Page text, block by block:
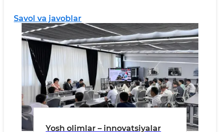
Savol va javoblar
Yosh olimlar – innovatsiyalar